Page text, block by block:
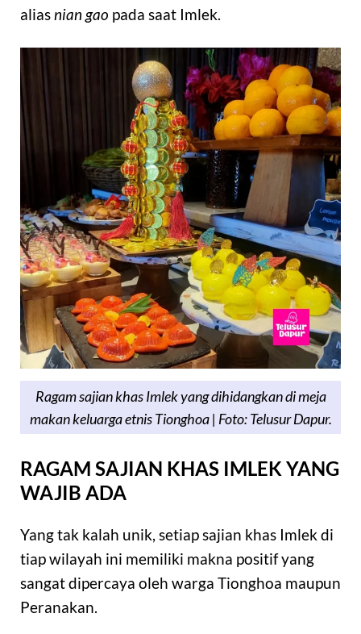
aliasnian gao pada saat Imlek.
Ragam sajian khas Imlek yang dihidangkan di meja
makan keluarga etnis Tionghoa | Foto: Telusur Dapur.
RAGAM SAJIAN KHAS IMLEK YANG
WAJIB ADA
Yang tak kalah unik, setiap sajian khas Imlek di
tiap wilayah ini memiliki makna positif yang
sangat dipercaya oleh warga Tionghoa maupun
Peranakan.